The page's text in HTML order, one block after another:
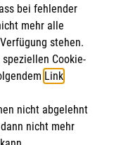
Caritas eG
bei fehlender
mehr alle
stehen.
Cookie-
Link.
nicht abgelehnt
nicht mehr